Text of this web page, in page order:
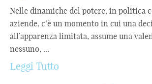
Nelle dinamiche del potere, in politica
aziende, c’è un momento in cui una
all’apparenza limitata, assume una
nessuno, ...
Leggi Tutto